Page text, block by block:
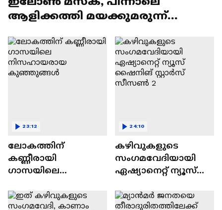
ആളിക്കത്തി മയക്കുമരുന്ന്
ലോകത്തിന്
കണ്ണീരായി
ഗാസയിലെ
കുഞ്ഞുങ്ങൾ
23:12
കഴിവുകളുടെ
സംഗമവേദിയായി
ഏഷ്യാനെറ്റ് ന്യൂസ്
സീസൺ 2
24:10